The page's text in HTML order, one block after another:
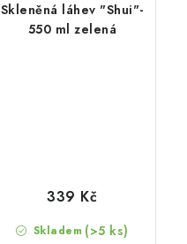
Skleněná láhev "Shui"-
550 ml zelená
Skladem (>5 ks)
339 Kč